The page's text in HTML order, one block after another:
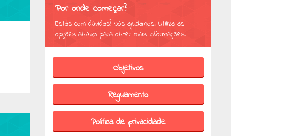
Por onde começar?
Estás com dúvidas? Nós ajudamos. Utiliza as
opções abaixo para obter mais informações.
Objetivos
Regulamento
Política de privacidade